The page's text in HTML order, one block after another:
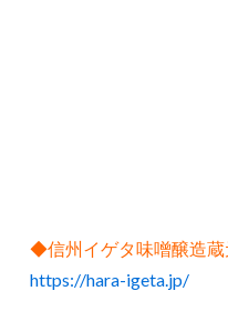
◆信州イゲタ味噌醸造
https://hara-igeta.jp/